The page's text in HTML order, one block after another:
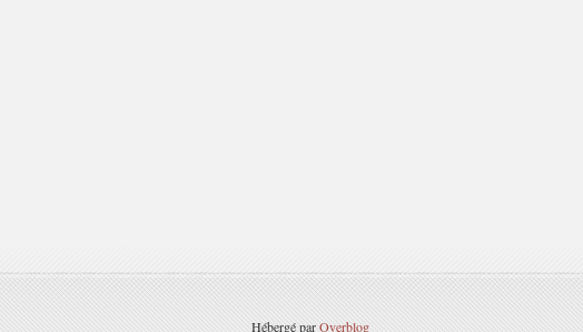
Hébergé parOverblog